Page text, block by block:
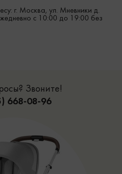
г. Москва, ул. Мневники д.
с 10:00 до 19:00 без
Звоните!
668-08-96